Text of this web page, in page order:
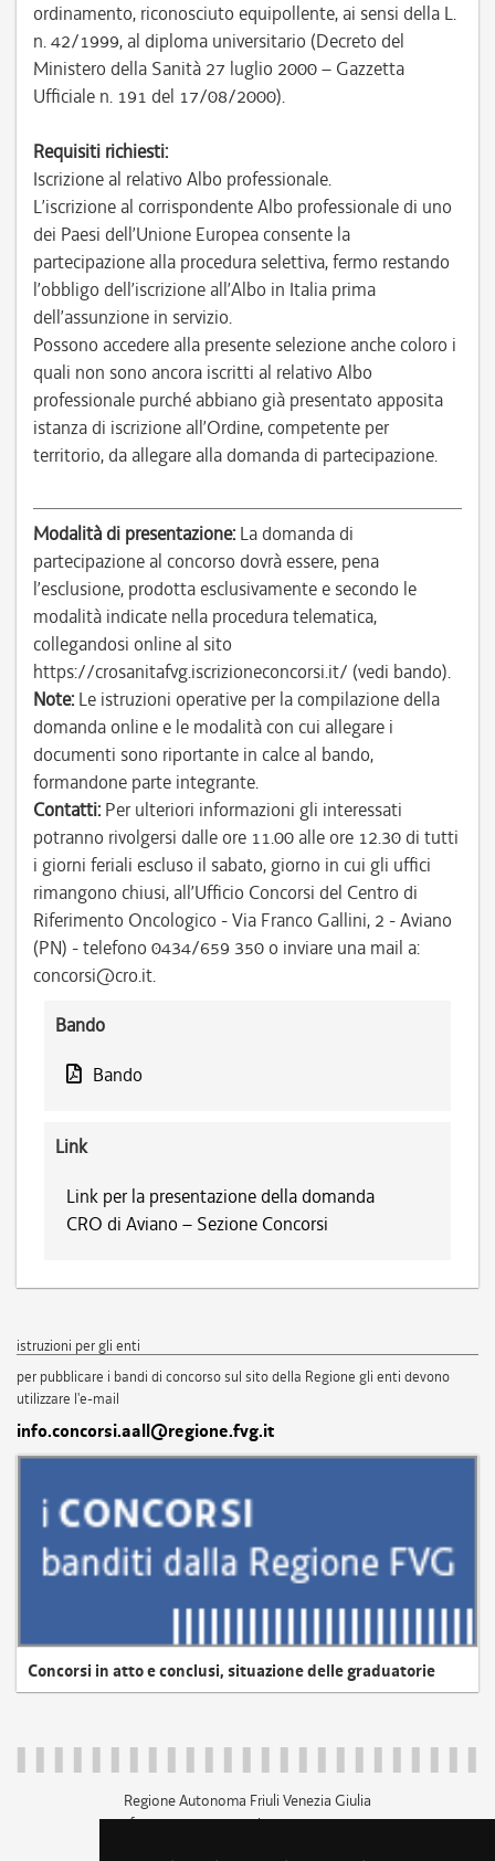
ordinamento, riconosciuto equipollente, ai sensi della L.
n. 42/1999, al diploma universitario (Decreto del
Ministero della Sanità 27 luglio 2000 – Gazzetta
Ufficiale n. 191 del 17/08/2000).
Requisiti richiesti:
Iscrizione al relativo Albo professionale.
L’iscrizione al corrispondente Albo professionale di uno
dei Paesi dell’Unione Europea consente la
partecipazione alla procedura selettiva, fermo restando
l’obbligo dell’iscrizione all’Albo in Italia prima
dell’assunzione in servizio.
Possono accedere alla presente selezione anche coloro i
quali non sono ancora iscritti al relativo Albo
professionale purché abbiano già presentato apposita
istanza di iscrizione all’Ordine, competente per
territorio, da allegare alla domanda di partecipazione.
Modalità di presentazione: La domanda di
partecipazione al concorso dovrà essere, pena
l’esclusione, prodotta esclusivamente e secondo le
modalità indicate nella procedura telematica,
collegandosi online al sito
https://crosanitafvg.iscrizioneconcorsi.it/ (vedi bando).
Note: Le istruzioni operative per la compilazione della
domanda online e le modalità con cui allegare i
documenti sono riportante in calce al bando,
formandone parte integrante.
Contatti: Per ulteriori informazioni gli interessati
potranno rivolgersi dalle ore 11.00 alle ore 12.30 di tutti
i giorni feriali escluso il sabato, giorno in cui gli uffici
rimangono chiusi, all’Ufficio Concorsi del Centro di
Riferimento Oncologico - Via Franco Gallini, 2 - Aviano
(PN) - telefono 0434/659 350 o inviare una mail a:
concorsi@cro.it.
Bando
Bando
Link
Link per la presentazione della domanda
CRO di Aviano – Sezione Concorsi
istruzioni per gli enti
per pubblicare i bandi di concorso sul sito della Regione gli enti devono
utilizzare l'e-mail
info.concorsi.aall@regione.fvg.it
Concorsi in atto e conclusi, situazione delle graduatorie
Regione Autonoma Friuli Venezia Giulia
c.f. 80014930327; p.iva 00526040324